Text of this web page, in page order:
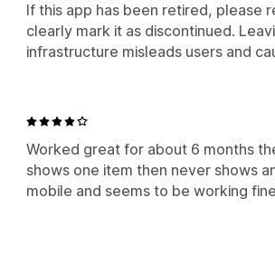
If this app has been retired, please
clearly mark it as discontinued.
infrastructure misleads users and
Worked great for about 6 months
shows one item then never shows
mobile and seems to be working